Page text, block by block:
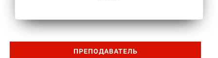
ПРЕПОДАВАТЕЛЬ